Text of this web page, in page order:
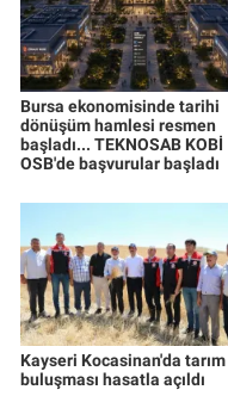
Bursa ekonomisinde tarihi
dönüşüm hamlesi resmen
başladı... TEKNOSAB KOBİ
OSB'de başvurular başladı
Kayseri Kocasinan'da tarım
buluşması hasatla açıldı